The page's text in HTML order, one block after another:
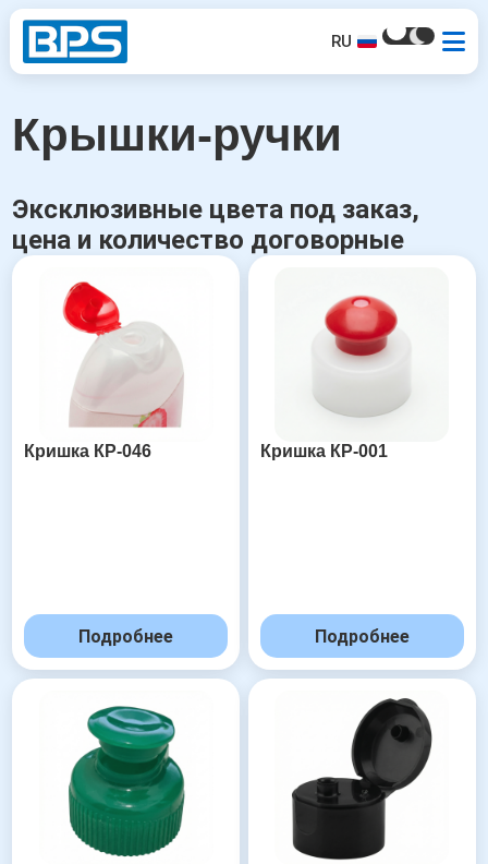
RU
Крышки-ручки
Эксклюзивные цвета под заказ,
цена и количество договорные
Кришка КР-046
Подробнее
Кришка КР-001
Подробнее